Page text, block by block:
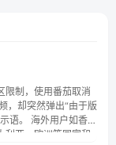
限制，使用番茄取消
户如香
利亚、欧洲等国家和